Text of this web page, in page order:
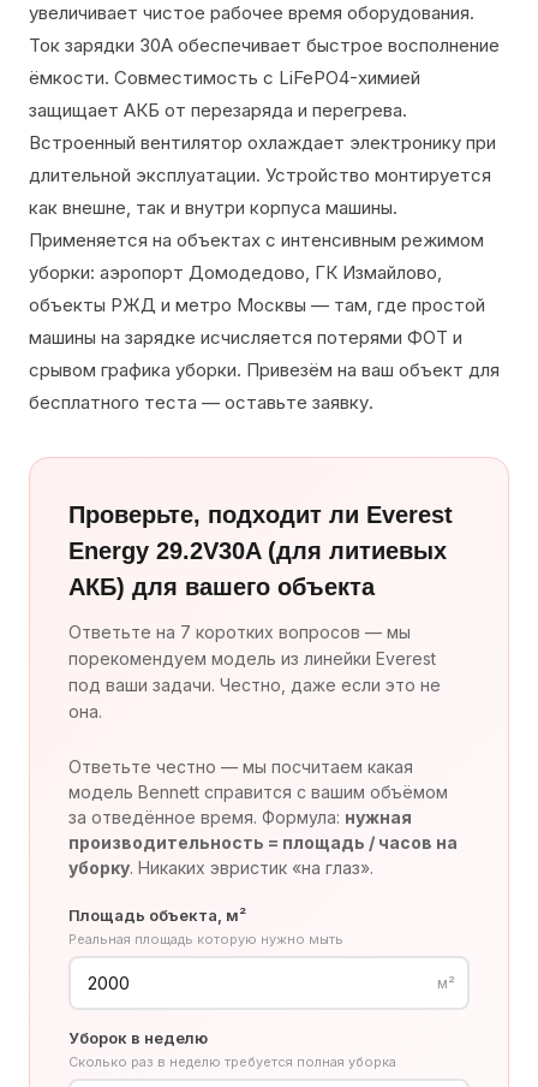
увеличивает чистое рабочее время оборудования.
Ток зарядки 30А обеспечивает быстрое восполнение
ёмкости. Совместимость с LiFePO4-химией
защищает АКБ от перезаряда и перегрева.
Встроенный вентилятор охлаждает электронику при
длительной эксплуатации. Устройство монтируется
как внешне, так и внутри корпуса машины.
Применяется на объектах с интенсивным режимом
уборки: аэропорт Домодедово, ГК Измайлово,
объекты РЖД и метро Москвы — там, где простой
машины на зарядке исчисляется потерями ФОТ и
срывом графика уборки. Привезём на ваш объект для
бесплатного теста — оставьте заявку.
Проверьте, подходит ли Everest
Energy 29.2V30A (для литиевых
АКБ) для вашего объекта
Ответьте на 7 коротких вопросов — мы
порекомендуем модель из линейки Everest
под ваши задачи. Честно, даже если это не
она.
Ответьте честно — мы посчитаем какая
модель Bennett справится с вашим объёмом
за отведённое время. Формула: нужная
производительность = площадь / часов на
уборку. Никаких эвристик «на глаз».
Площадь объекта, м²
Реальная площадь которую нужно мыть
м²
Уборок в неделю
Сколько раз в неделю требуется полная уборка